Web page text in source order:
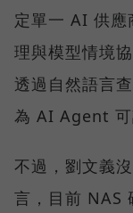
定單一 AI 供
理與模型情境
透過自然語言
為 AI Agent 可
不過，劉文義
言，目前 NAS